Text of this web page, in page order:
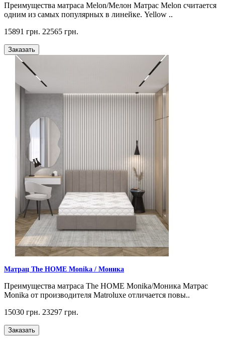
Преимущества матраса Melon/Мелон Матрас Melon считается
одним из самых популярных в линейке. Yellow ..
15891 грн. 22565 грн.
Заказать
Матрац The HOME Monika / Моника
Преимущества матраса The HOME Monika/Моника Матрас
Monika от производителя Matroluxe отличается повы..
15030 грн. 23297 грн.
Заказать